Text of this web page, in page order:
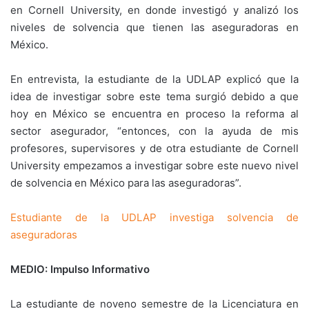
en Cornell University, en donde investigó y analizó los
niveles de solvencia que tienen las aseguradoras en
México.
En entrevista, la estudiante de la UDLAP explicó que la
idea de investigar sobre este tema surgió debido a que
hoy en México se encuentra en proceso la reforma al
sector asegurador, “entonces, con la ayuda de mis
profesores, supervisores y de otra estudiante de Cornell
University empezamos a investigar sobre este nuevo nivel
de solvencia en México para las aseguradoras”.
Estudiante de la UDLAP investiga solvencia de
aseguradoras
MEDIO: Impulso Informativo
La estudiante de noveno semestre de la Licenciatura en